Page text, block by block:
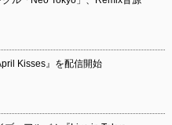
Kisses』を配信開始